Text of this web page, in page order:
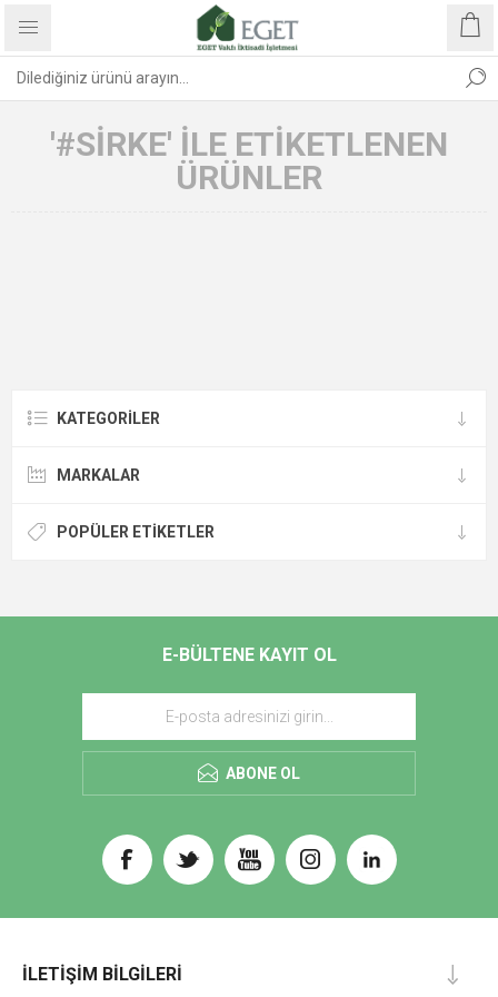
'#SIRKE' ILE ETIKETLENEN
ÜRÜNLER
KATEGORİLER
MARKALAR
POPÜLER ETIKETLER
E-BÜLTENE KAYIT OL
ABONE OL
İLETIŞIM BILGILERI